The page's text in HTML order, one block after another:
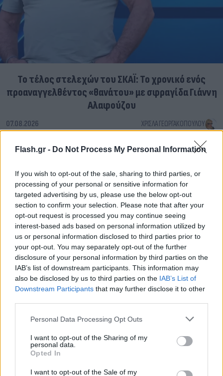
Flash.gr - Do Not Process My Personal Information
If you wish to opt-out of the sale, sharing to third parties, or
processing of your personal or sensitive information for
targeted advertising by us, please use the below opt-out
section to confirm your selection. Please note that after your
opt-out request is processed you may continue seeing
interest-based ads based on personal information utilized by
us or personal information disclosed to third parties prior to
your opt-out. You may separately opt-out of the further
disclosure of your personal information by third parties on the
IAB’s list of downstream participants. This information may
also be disclosed by us to third parties on the IAB’s List of
Downstream Participants that may further disclose it to other
Please note that this website/app uses one or more Google
not limited to your visit or usage behaviour. You may click to
grant or deny consent to Google and its third-party tags to
use your data for below specified purposes in below Google
consent section.
Personal Data Processing Opt Outs
I want to opt-out of the Sharing of my
personal data.
Opted In
I want to opt-out of the Sale of my
Το τέλος στελεχών του ΣΚΑΪ: Το χρονικό ενός
προαναγγελθέντος «θανάτου» με σφραγίδα Γιάννη
Αλαφούζου